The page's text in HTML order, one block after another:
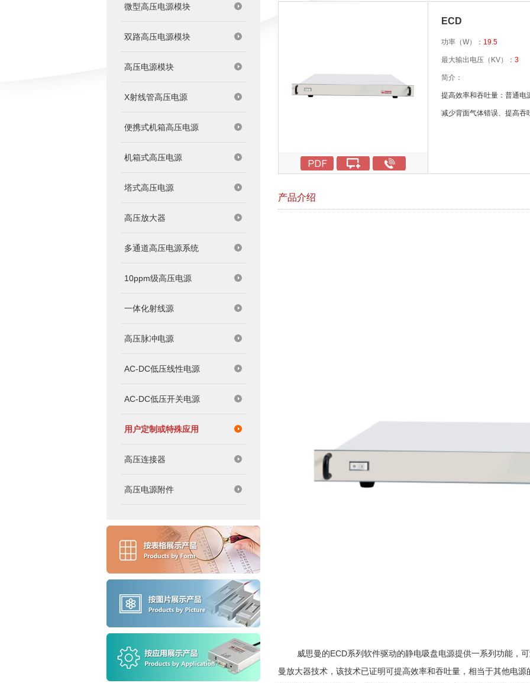
微型高压电源模块
双路高压电源模块
高压电源模块
X射线管高压电源
便携式机箱高压电源
机箱式高压电源
塔式高压电源
高压放大器
多通道高压电源系统
10ppm级高压电源
一体化射线源
高压脉冲电源
AC-DC低压线性电源
AC-DC低压开关电源
用户定制或特殊应用
高压连接器
高压电源附件
ECD
功率（W）： 19.5
最大输出电压（KV）： 3
简介：
提高效率和吞吐量：普通电
减少背面气体错误、提高吞
产品介绍
威思曼的ECD系列软件驱动的静电吸盘电源提供一系列功能，可
曼放大器技术，该技术已证明可提高效率和吞吐量，相当于其他电